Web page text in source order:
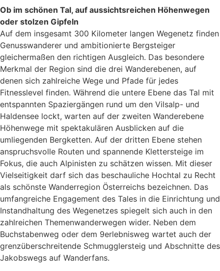
Ob im schönen Tal, auf aussichtsreichen Höhenwegen
oder stolzen Gipfeln
Auf dem insgesamt 300 Kilometer langen Wegenetz finden
Genusswanderer und ambitionierte Bergsteiger
gleichermaßen den richtigen Ausgleich. Das besondere
Merkmal der Region sind die drei Wander­ebenen, auf
denen sich zahlreiche Wege und Pfade für jedes
Fitnesslevel finden. Während die untere Ebene das Tal mit
entspannten Spaziergängen rund um den Vilsalp- und
Haldensee lockt, warten auf der zweiten Wanderebene
Höhenwege mit spektakulären Ausblicken auf die
umliegenden Bergketten. Auf der dritten Ebene stehen
anspruchsvolle Routen und spannende Klettersteige im
Fokus, die auch Alpinisten zu schätzen wissen. Mit dieser
Vielseitigkeit darf sich das beschauliche Hochtal zu Recht
als schönste Wanderregion Österreichs bezeichnen. Das
umfangreiche Engagement des Tales in die Einrichtung und
Instandhaltung des Wegenetzes spiegelt sich auch in den
zahlreichen Themenwanderwegen wider. Neben dem
Buchstabenweg oder dem 9erlebnisweg wartet auch der
grenzüberschreitende Schmugglersteig und Abschnitte des
Jakobswegs auf Wanderfans.